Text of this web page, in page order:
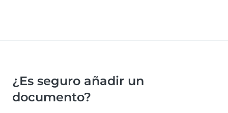
¿Es seguro añadir un
documento?